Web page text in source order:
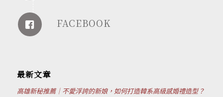
FACEBOOK
最新文章
高雄新秘推薦｜不愛浮誇的新娘，如何打造韓系高級感婚禮造型？